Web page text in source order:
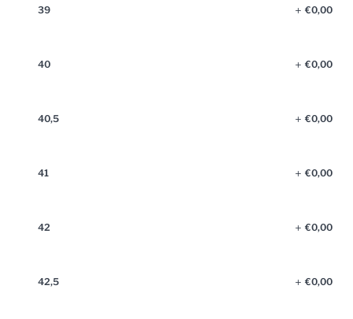
39 €0,00
40 €0,00
40,5 €0,00
41 €0,00
42 €0,00
42,5 €0,00